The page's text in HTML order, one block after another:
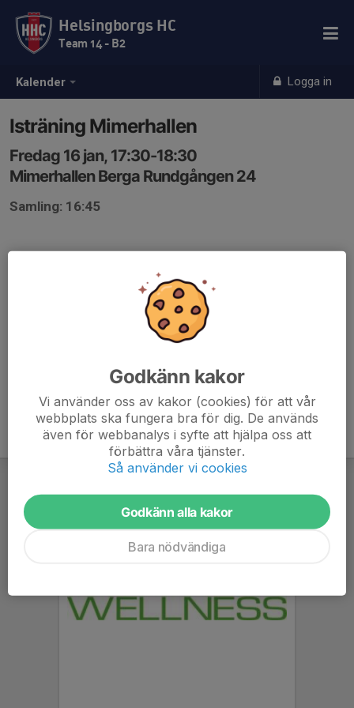
Kalender Logga in
Helsingborgs HC
Team 14 - B2
Isträning Mimerhallen
Fredag 16 jan, 17:30-18:30
Mimerhallen Berga Rundgången 24
Samling: 16:45
Godkänn kakor
Vi använder oss av kakor (cookies) för att vår
webbplats ska fungera bra för dig. De används
även för webbanalys i syfte att hjälpa oss att
förbättra våra tjänster.
Så använder vi cookies
Godkänn alla kakor
Bara nödvändiga